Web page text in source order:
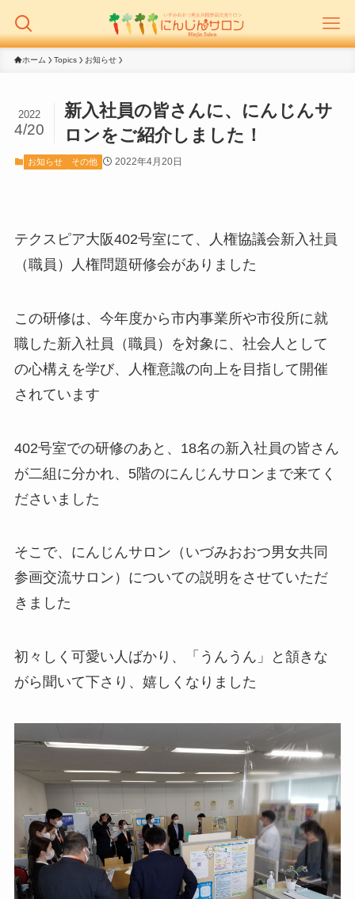
ホーム Topics お知らせ
新入社員の皆さんに、にんじんサ
ロンをご紹介しました！
2022
4/20
お知らせ その他 2022年4月20日
テクスピア大阪402号室にて、人権協議会新入社員
（職員）人権問題研修会がありました
この研修は、今年度から市内事業所や市役所に就
職した新入社員（職員）を対象に、社会人として
の心構えを学び、人権意識の向上を目指して開催
されています
402号室での研修のあと、18名の新入社員の皆さん
が二組に分かれ、5階のにんじんサロンまで来てく
ださいました
そこで、にんじんサロン（いづみおおつ男女共同
参画交流サロン）についての説明をさせていただ
きました
初々しく可愛い人ばかり、「うんうん」と頷きな
がら聞いて下さり、嬉しくなりました